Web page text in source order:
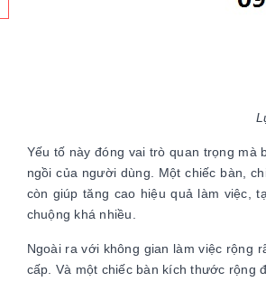
Yếu tố này đóng vai trò quan trọng
ngồi của người dùng. Một chiếc bàn,
còn giúp tăng cao hiệu quả làm việc,
chuộng khá nhiều.
Ngoài ra với không gian làm việc rộng
cấp. Và một chiếc bàn kích thước rộng